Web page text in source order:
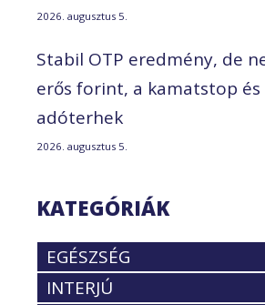
2026. augusztus 5.
Stabil OTP eredmény, de
erős forint, a kamatstop és
adóterhek
2026. augusztus 5.
KATEGÓRIÁK
EGÉSZSÉG
INTERJÚ